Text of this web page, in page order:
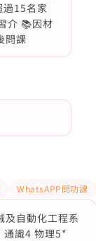
過15名家
介 📚因材
問課
WhatsAPP問功課
及自動化工程系
通識4 物理5*